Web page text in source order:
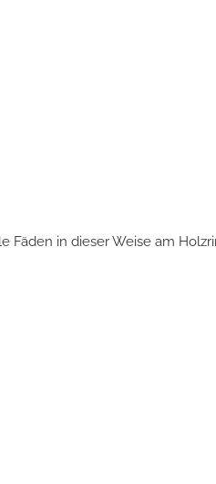
Fäden in dieser Weise am